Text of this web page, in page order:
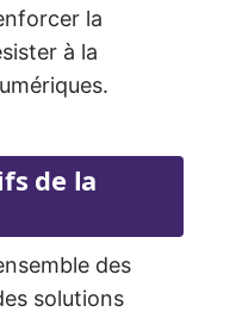
la
à la
de la
des
solutions